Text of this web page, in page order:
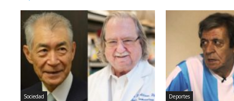
Sociedad Deportes